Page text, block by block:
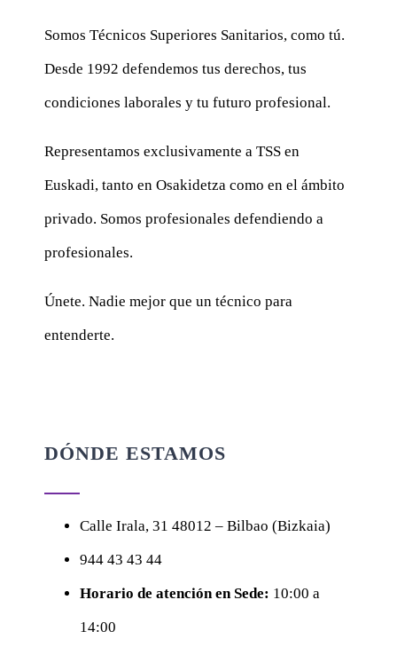
Somos Técnicos Superiores Sanitarios, como tú.
Desde 1992 defendemos tus derechos, tus
condiciones laborales y tu futuro profesional.
Representamos exclusivamente a TSS en
Euskadi, tanto en Osakidetza como en el ámbito
privado. Somos profesionales defendiendo a
profesionales.
Únete. Nadie mejor que un técnico para
entenderte.
DÓNDE ESTAMOS
Calle Irala, 31 48012 – Bilbao (Bizkaia)
944 43 43 44
Horario de atención en Sede: 10:00 a
14:00